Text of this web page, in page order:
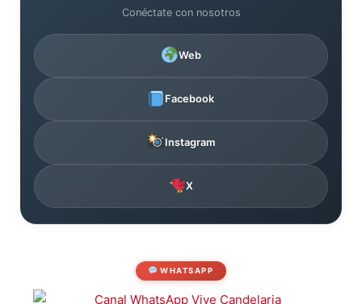
Conéctate con nosotros
Web
Facebook
Instagram
X
WHATSAPP